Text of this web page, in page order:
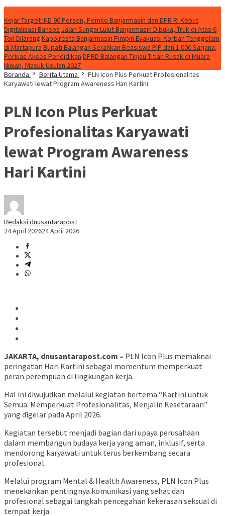
Kejar Target IKD 90 Persen, Pemko Banjarmasin dan DPR RI Kebut
Digitalisasi Bansos Jalan Sungai Lulut Banjarmasin Dibuka, Truk di Atas 6
Ton Dilarang Kapolresta Banjarmasin Pimpin Evakuasi Korban Tenggelam
di Martapura Bupati Balangan Serahkan Beasiswa PIP dan 1.000 Sarjana,
Perluas Akses Pendidikan DPRD Balangan Tinjau Titian Rusak di Muara
Ninian, Masuk Usulan 2027
Beranda
Berita Utama
PLN Icon Plus Perkuat Profesionalitas
Karyawati lewat Program Awareness Hari Kartini
PLN Icon Plus Perkuat
Profesionalitas Karyawati
lewat Program Awareness
Hari Kartini
Redaksi dnusantarapost
24 April 202624 April 2026
JAKARTA, dnusantarapost.com – PLN Icon Plus memaknai
peringatan Hari Kartini sebagai momentum memperkuat
peran perempuan di lingkungan kerja.
Hal ini diwujudkan melalui kegiatan bertema “Kartini untuk
Semua: Memperkuat Profesionalitas, Menjalin Kesetaraan”
yang digelar pada April 2026.
Kegiatan tersebut menjadi bagian dari upaya perusahaan
dalam membangun budaya kerja yang aman, inklusif, serta
mendorong karyawati untuk terus berkembang secara
profesional.
Melalui program Mental & Health Awareness, PLN Icon Plus
menekankan pentingnya komunikasi yang sehat dan
profesional sebagai langkah pencegahan kekerasan seksual di
tempat kerja.